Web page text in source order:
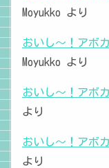
Moyukko より
おいし～！アボ
Moyukko より
おいし～！アボ
より
おいし～！アボ
より